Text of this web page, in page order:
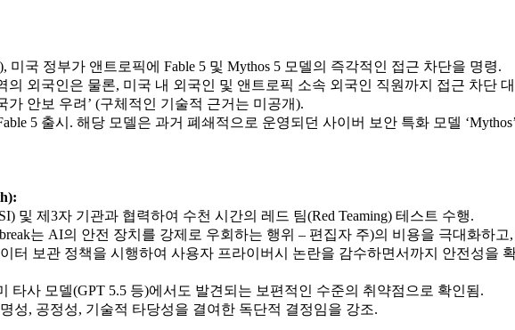
미국 정부가 앤트로픽에 Fable 5 및 Mythos 5 모델의 즉각적인 접근 차단을 명령.
의 외국인은 물론, 미국 내 외국인 및 앤트로픽 소속 외국인 직원까지 접근 차단
가 안보 우려’ (구체적인 기술적 근거는 미공개).
5 출시. 해당 모델은 과거 폐쇄적으로 운영되던 사이버 보안 특화 모델
및 제3자 기관과 협력하여 수천 시간의 레드 팀(Red Teaming) 테스트 수행.
는 AI의 안전 장치를 강제로 우회하는 행위 – 편집자 주)의 비용을 극대화하
터 보관 정책을 시행하여 사용자 프라이버시 논란을 감수하면서까지 안전성을
타사 모델(GPT 5.5 등)에서도 발견되는 보편적인 수준의 취약점으로 확인됨.
성, 공정성, 기술적 타당성을 결여한 독단적 결정임을 강조.